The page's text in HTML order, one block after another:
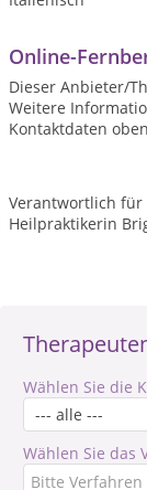
Wählen Sie die
Wählen Sie das
Online-
Dieser Anbieter/
Weitere
Kontaktdaten
Verantwortlich für
Heilpraktikerin